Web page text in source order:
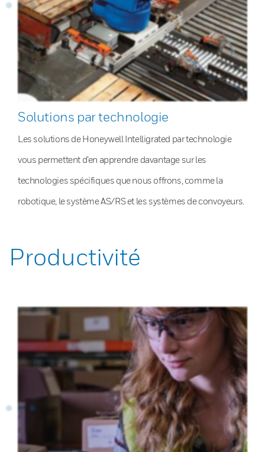
Solutions par technologie
Les solutions de Honeywell Intelligrated par technologie
vous permettent d’en apprendre davantage sur les
technologies spécifiques que nous offrons, comme la
robotique, le système AS/RS et les systèmes de convoyeurs.
Productivité